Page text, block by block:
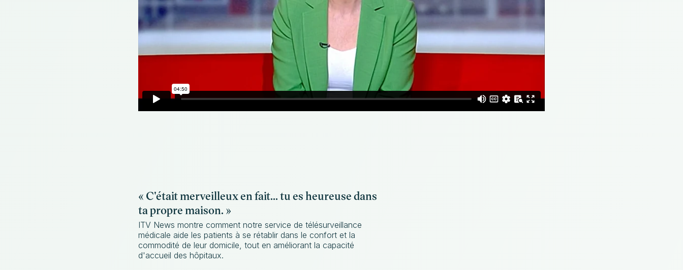
« C'était merveilleux en fait... tu es heureuse dans
ta propre maison. »
ITV News montre comment notre service de télésurveillance
médicale aide les patients à se rétablir dans le confort et la
commodité de leur domicile, tout en améliorant la capacité
d'accueil des hôpitaux.